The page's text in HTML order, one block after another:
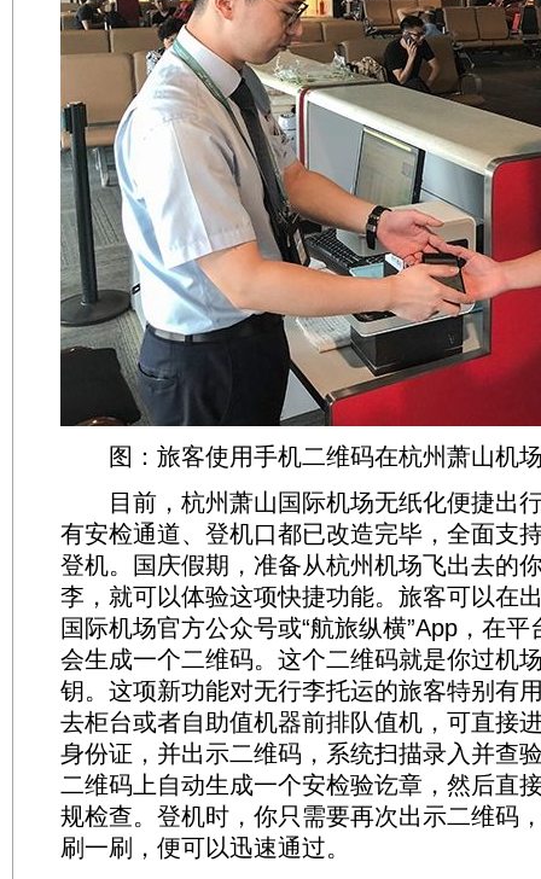
图：旅客使用手机二维码在杭州萧山机
目前，杭州萧山国际机场无纸化便捷出
有安检通道、登机口都已改造完毕，全面支
登机。国庆假期，准备从杭州机场飞出去的
李，就可以体验这项快捷功能。旅客可以在
国际机场官方公众号或“航旅纵横”App，在
会生成一个二维码。这个二维码就是你过机
钥。这项新功能对无行李托运的旅客特别有
去柜台或者自助值机器前排队值机，可直接
身份证，并出示二维码，系统扫描录入并查
二维码上自动生成一个安检验讫章，然后直
规检查。登机时，你只需要再次出示二维码
刷一刷，便可以迅速通过。